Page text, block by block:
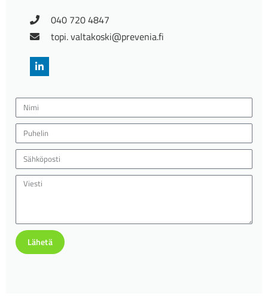
040 720 4847
topi. valtakoski@prevenia.fi
Lähetä